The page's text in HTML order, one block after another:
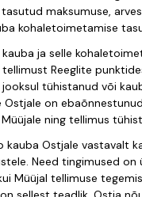
maksumuse,
kohaletoimetamise
kauba ja selle
Reeglite
tühistanud või
on
ning tellimus
kauba Ostjale vastavalt
Need tingimused on
Müüjal tellimuse